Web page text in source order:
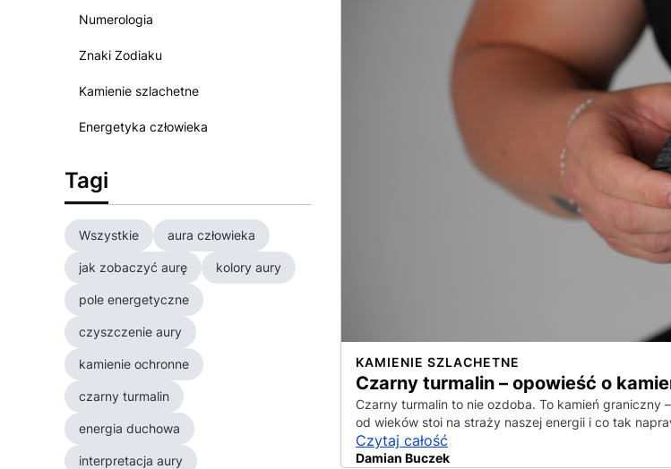
Numerologia
Znaki Zodiaku
Kamienie szlachetne
Energetyka człowieka
Tagi
Wszystkie aura człowieka
jak zobaczyć aurę kolory aury
pole energetyczne
czyszczenie aury
kamienie ochronne
czarny turmalin
energia duchowa
interpretacja aury
KAMIENIE SZLACHETNE
Czarny turmalin – opowieść o
Czarny turmalin to nie ozdoba. To kamień graniczny
od wieków stoi na straży naszej energii i co tak
Czytaj całość
Damian Buczek